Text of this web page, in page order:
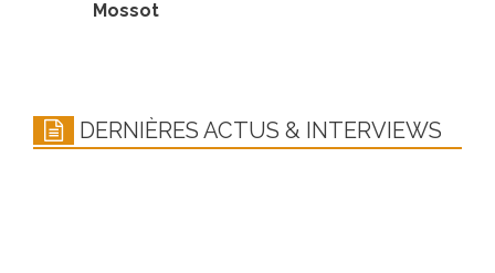
Mossot
DERNIÈRES ACTUS & INTERVIEWS